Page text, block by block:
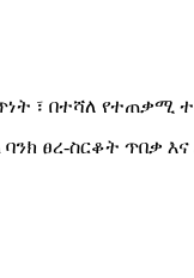
፣ በተሻለ የተጠቃሚ
ባንክ ፀረ-ስርቆት ጥበቃ